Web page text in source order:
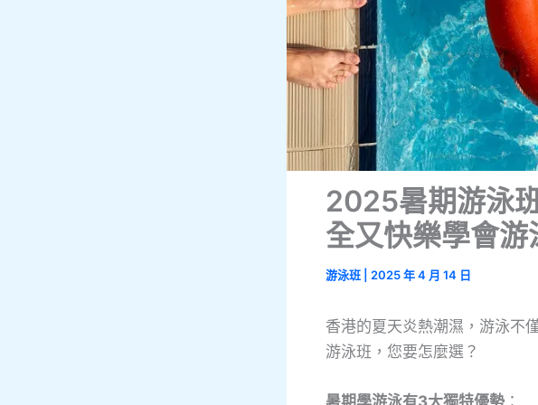
2025暑期游泳
全又快樂學會游
游泳班| 2025 年 4 月 14 日
香港的夏天炎熱潮濕，游泳不
游泳班，您要怎麼選？
暑期學游泳有3大獨特優勢：